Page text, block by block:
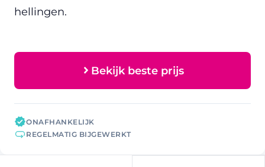
hellingen.
Bekijk beste prijs
ONAFHANKELIJK
REGELMATIG BIJGEWERKT